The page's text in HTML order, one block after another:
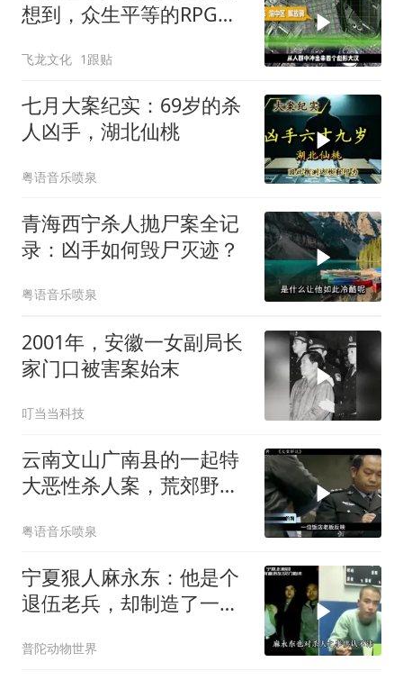
想到，众生平等的RPG都
飞龙文化 1跟贴
七月大案纪实：69岁的杀
人凶手，湖北仙桃
粤语音乐喷泉
青海西宁杀人抛尸案全记
录：凶手如何毁尸灭迹？
粤语音乐喷泉
2001年，安徽一女副局长
家门口被害案始末
叮当当科技
云南文山广南县的一起特
大恶性杀人案，荒郊野外
粤语音乐喷泉
宁夏狠人麻永东：他是个
退伍老兵，却制造了一起
普陀动物世界